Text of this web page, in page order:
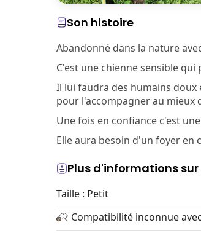
Son histoire
Abandonné dans la nature
C'est une chienne sensible
Il lui faudra des humains
pour l'accompagner au mieux
Une fois en confiance c'est
Elle aura besoin d'un foyer en
Plus d'informations sur
Taille : Petit
Compatibilité inconnue